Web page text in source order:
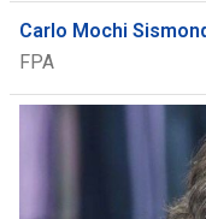
Carlo Mochi
FPA